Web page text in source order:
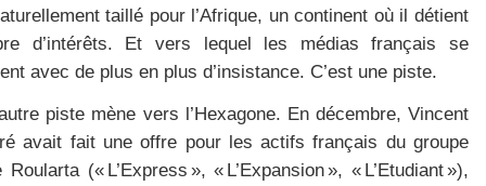
taillé pour l’Afrique, un continent où il détient
d’intérêts. Et vers lequel les médias français se
avec de plus en plus d’insistance. C’est une piste.
piste mène vers l’Hexagone. En décembre, Vincent
avait fait une offre pour les actifs français du groupe
Roularta (« L’Express », « L’Expansion », « L’Etudiant »),